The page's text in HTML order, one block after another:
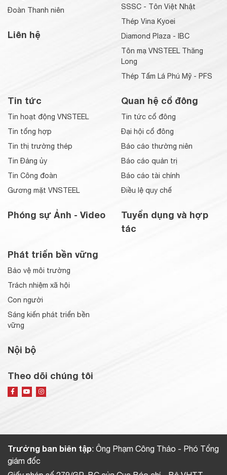
Đoàn Thanh niên
Liên hệ
SSSC - Tôn Việt Nhật
Thép Vina Kyoei
Diamond Plaza - IBC
Tôn mạ VNSTEEL Thăng
Long
Thép Tấm Lá Phú Mỹ - PFS
Tin tức
Tin hoạt động VNSTEEL
Tin tổng hợp
Tin thị trường thép
Tin Đảng ủy
Tin Công đoàn
Gương mặt VNSTEEL
Phóng sự Ảnh - Video
Quan hệ cổ đông
Tin tức cổ đông
Đại hội cổ đông
Báo cáo thường niên
Báo cáo quản trị
Báo cáo tài chính
Điều lệ quy chế
Tuyển dụng và hợp
tác
Phát triển bền vững
Bảo vệ môi trường
Trách nhiệm xã hội
Con người
Sáng kiến phát triển bền
vững
Nội bộ
Theo dõi chúng tôi
Trưởng ban biên tập: Ông Phạm Công Thảo - Phó Tổng
giám đốc